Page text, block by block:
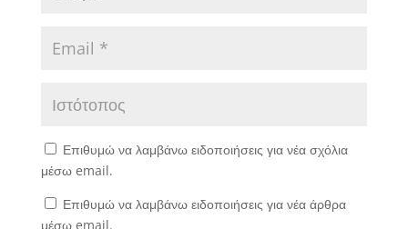
Επιθυμώ να λαμβάνω ειδοποιήσεις για νέα σχόλια
μέσω email.
Επιθυμώ να λαμβάνω ειδοποιήσεις για νέα άρθρα
μέσω email.